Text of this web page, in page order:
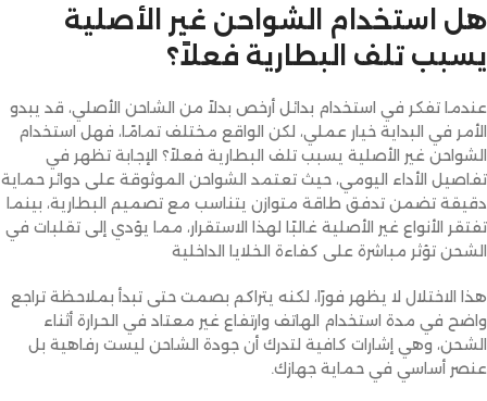
هل استخدام الشواحن غير الأصلية
يسبب تلف البطارية فعلاً؟
عندما تفكر في استخدام بدائل أرخص بدلاً من الشاحن الأصلي، قد يبدو
الأمر في البداية خيار عملي، لكن الواقع مختلف تمامًا، فهل استخدام
الشواحن غير الأصلية يسبب تلف البطارية فعلاً؟ الإجابة تظهر في
تفاصيل الأداء اليومي، حيث تعتمد الشواحن الموثوقة على دوائر حماية
دقيقة تضمن تدفق طاقة متوازن يتناسب مع تصميم البطارية، بينما
تفتقر الأنواع غير الأصلية غالبًا لهذا الاستقرار، مما يؤدي إلى تقلبات في
الشحن تؤثر مباشرة على كفاءة الخلايا الداخلية
هذا الاختلال لا يظهر فورًا، لكنه يتراكم بصمت حتى تبدأ بملاحظة تراجع
واضح في مدة استخدام الهاتف وارتفاع غير معتاد في الحرارة أثناء
الشحن، وهي إشارات كافية لتدرك أن جودة الشاحن ليست رفاهية بل
عنصر أساسي في حماية جهازك.